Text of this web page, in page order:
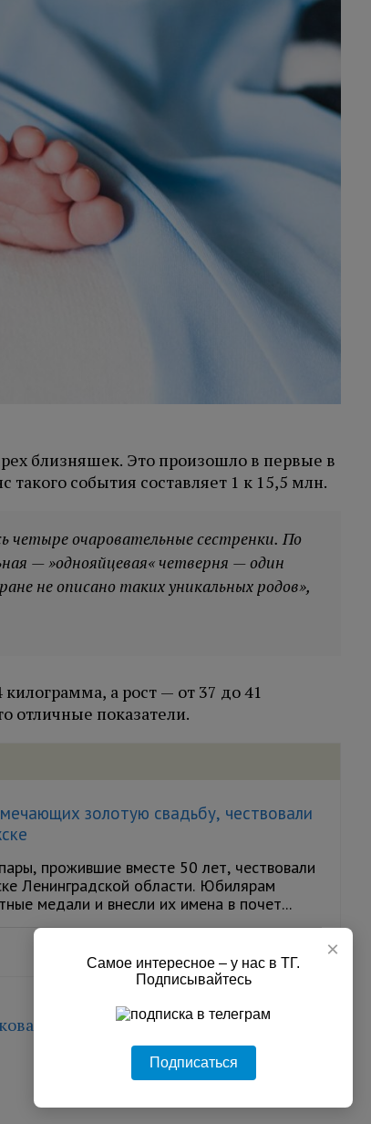
близняшек. Это произошло в первые в
события составляет 1 к 15,5 млн.
четыре очаровательные сестренки. По
— »однояйцевая« четверня — один
не описано таких уникальных родов»,
а рост — от 37 до 41
отличные показатели.
золотую свадьбу, чествовали
прожившие вместе 50 лет, чествовали
Ленинградской области. Юбилярам
медали и внесли их имена в почет...
×
Самое интересное – у нас в ТГ.
Подписывайтесь
Подписаться